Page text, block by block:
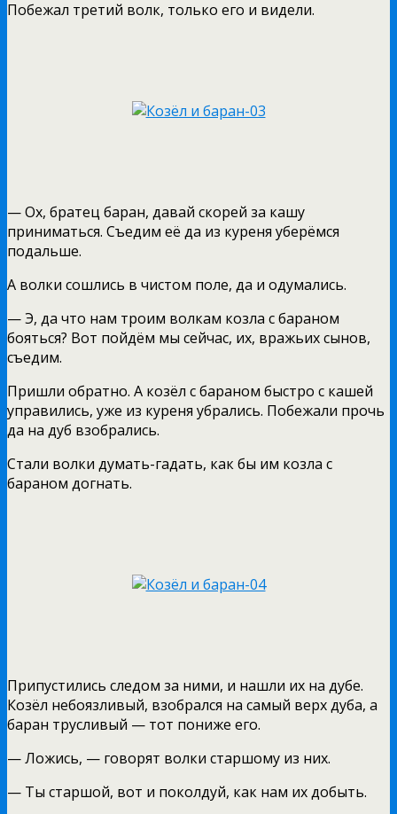
Побежал третий волк, только его и видели.
— Ох, братец баран, давай скорей за кашу
приниматься. Съедим её да из куреня уберёмся
подальше.
А волки сошлись в чистом поле, да и одумались.
— Э, да что нам троим волкам козла с бараном
бояться? Вот пойдём мы сейчас, их, вражьих сынов,
съедим.
Пришли обратно. А козёл с бараном быстро с кашей
управились, уже из куреня убрались. Побежали прочь
да на дуб взобрались.
Стали волки думать-гадать, как бы им козла с
бараном догнать.
Припустились следом за ними, и нашли их на дубе.
Козёл небоязливый, взобрался на самый верх дуба, а
баран трусливый — тот пониже его.
— Ложись, — говорят волки старшому из них.
— Ты старшой, вот и поколдуй, как нам их добыть.